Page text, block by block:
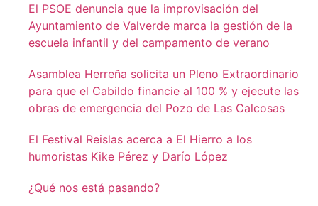
El PSOE denuncia que la improvisación del
Ayuntamiento de Valverde marca la gestión de la
escuela infantil y del campamento de verano
Asamblea Herreña solicita un Pleno Extraordinario
para que el Cabildo financie al 100 % y ejecute las
obras de emergencia del Pozo de Las Calcosas
El Festival Reislas acerca a El Hierro a los
humoristas Kike Pérez y Darío López
¿Qué nos está pasando?